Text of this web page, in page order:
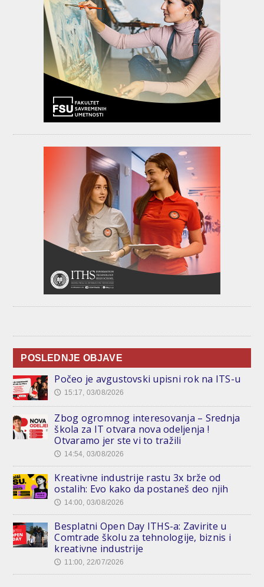
POSLEDNJE OBJAVE
Počeo je avgustovski upisni rok na ITS-u
🕔 15:17, 03/08/2026
Zbog ogromnog interesovanja – Srednja
škola za IT otvara nova odeljenja !
Otvaramo jer ste vi to tražili
🕔 14:54, 03/08/2026
Kreativne industrije rastu 3x brže od
ostalih: Evo kako da postaneš deo njih
🕔 14:00, 03/08/2026
Besplatni Open Day ITHS-a: Zavirite u
Comtrade školu za tehnologije, biznis i
kreativne industrije
🕔 11:00, 22/07/2026